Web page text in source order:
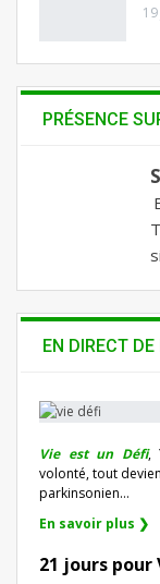
PRÉSENCE
EN DIRECT
Vie est un Défi,
volonté, tout
parkinsonien…
En savoir plus ❯
21 jours